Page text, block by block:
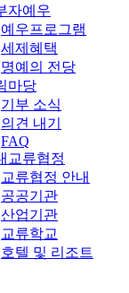
예우프로그램
세제혜택
명예의 전당
기부 소식
의견 내기
FAQ
교류협정 안내
공공기관
산업기관
교류학교
호텔 및 리조트